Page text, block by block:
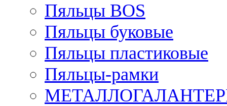
Пяльцы BOS
Пяльцы буковые
Пяльцы пластиковые
Пяльцы-рамки